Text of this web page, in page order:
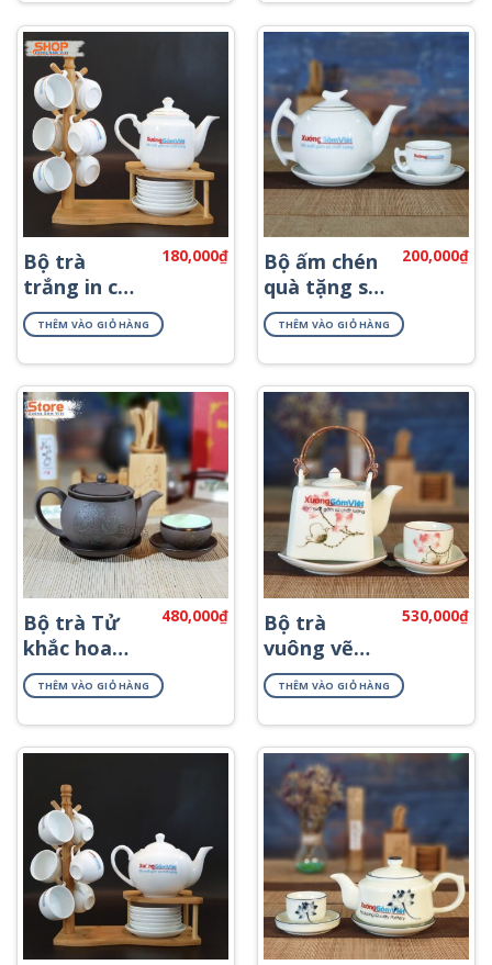
Bộ trà
trắng in chữ
Bát Tràng
viền kim
ATK-07
180,000₫
THÊM VÀO GIỎ HÀNG
Bộ ấm chén
quà tặng sứ
trắng đẹp
ATK-09
200,000₫
THÊM VÀO GIỎ HÀNG
Bộ trà Tử
khắc hoa
xanh ATS-73
480,000₫
THÊM VÀO GIỎ HÀNG
Bộ trà
vuông vẽ
hoa sen đỏ
ATV-01
530,000₫
THÊM VÀO GIỎ HÀNG